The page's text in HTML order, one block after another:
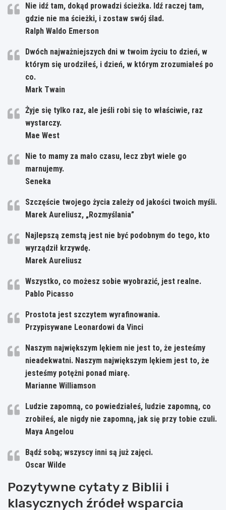
Nie idź tam, dokąd prowadzi ścieżka. Idź raczej tam,
gdzie nie ma ścieżki, i zostaw swój ślad.
Ralph Waldo Emerson
Dwóch najważniejszych dni w twoim życiu to dzień, w
którym się urodziłeś, i dzień, w którym zrozumiałeś po
co.
Mark Twain
Żyje się tylko raz, ale jeśli robi się to właściwie, raz
wystarczy.
Mae West
Nie to mamy za mało czasu, lecz zbyt wiele go
marnujemy.
Seneka
Szczęście twojego życia zależy od jakości twoich myśli.
Marek Aureliusz, „Rozmyślania”
Najlepszą zemstą jest nie być podobnym do tego, kto
wyrządził krzywdę.
Marek Aureliusz
Wszystko, co możesz sobie wyobrazić, jest realne.
Pablo Picasso
Prostota jest szczytem wyrafinowania.
Przypisywane Leonardowi da Vinci
Naszym największym lękiem nie jest to, że jesteśmy
nieadekwatni. Naszym największym lękiem jest to, że
jesteśmy potężni ponad miarę.
Marianne Williamson
Ludzie zapomną, co powiedziałeś, ludzie zapomną, co
zrobiłeś, ale nigdy nie zapomną, jak się przy tobie czuli.
Maya Angelou
Bądź sobą; wszyscy inni są już zajęci.
Oscar Wilde
Pozytywne cytaty z Biblii i
klasycznych źródeł wsparcia